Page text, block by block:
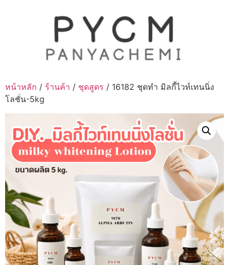
หน้าหลัก / ร้านค้า / ชุดสูตร / 16182 ชุดทำ มิลกี้ไวท์เทนนิ่ง
โลชั่น-5kg